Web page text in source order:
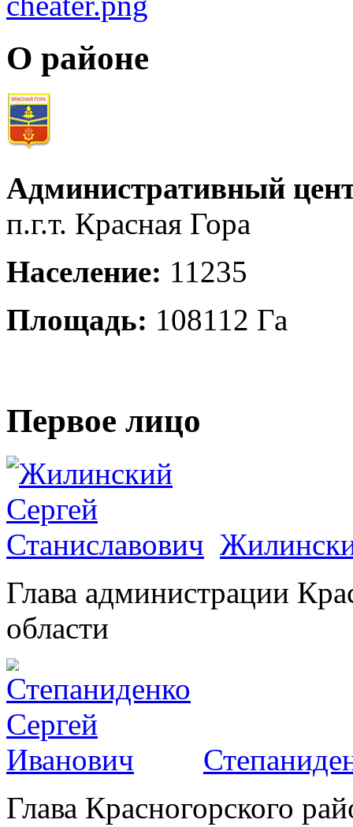
О районе
Административный
п.г.т. Красная Гора
Население: 11235
Площадь: 108112 Га
Первое лицо
Глава администрации
области
Глава Красногорского